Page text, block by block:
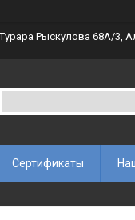
Рыскулова 68А/3,
Сертификаты